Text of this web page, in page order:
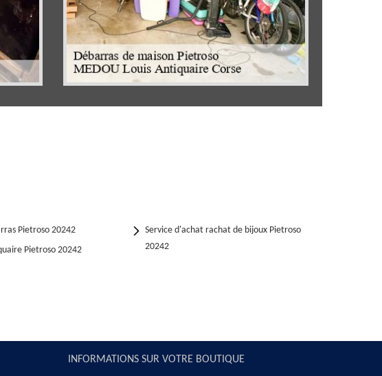
Pietroso 20242
Pietroso 20242
Service d'achat rachat de bijoux Pietroso
20242
INFORMATIONS SUR VOTRE BOUTIQUE